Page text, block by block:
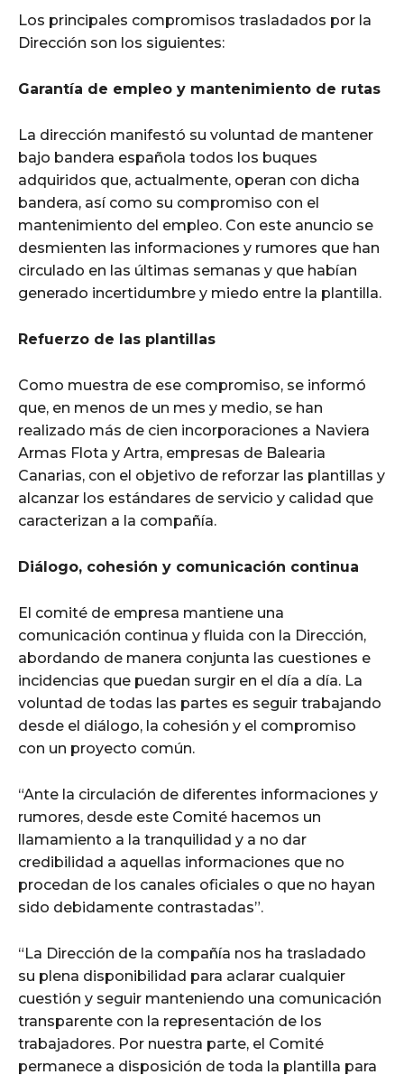
Los principales compromisos trasladados por la
Dirección son los siguientes:
Garantía de empleo y mantenimiento de rutas
La dirección manifestó su voluntad de mantener
bajo bandera española todos los buques
adquiridos que, actualmente, operan con dicha
bandera, así como su compromiso con el
mantenimiento del empleo. Con este anuncio se
desmienten las informaciones y rumores que han
circulado en las últimas semanas y que habían
generado incertidumbre y miedo entre la plantilla.
Refuerzo de las plantillas
Como muestra de ese compromiso, se informó
que, en menos de un mes y medio, se han
realizado más de cien incorporaciones a Naviera
Armas Flota y Artra, empresas de Balearia
Canarias, con el objetivo de reforzar las plantillas y
alcanzar los estándares de servicio y calidad que
caracterizan a la compañía.
Diálogo, cohesión y comunicación continua
El comité de empresa mantiene una
comunicación continua y fluida con la Dirección,
abordando de manera conjunta las cuestiones e
incidencias que puedan surgir en el día a día. La
voluntad de todas las partes es seguir trabajando
desde el diálogo, la cohesión y el compromiso
con un proyecto común.
“Ante la circulación de diferentes informaciones y
rumores, desde este Comité hacemos un
llamamiento a la tranquilidad y a no dar
credibilidad a aquellas informaciones que no
procedan de los canales oficiales o que no hayan
sido debidamente contrastadas”.
“La Dirección de la compañía nos ha trasladado
su plena disponibilidad para aclarar cualquier
cuestión y seguir manteniendo una comunicación
transparente con la representación de los
trabajadores. Por nuestra parte, el Comité
permanece a disposición de toda la plantilla para